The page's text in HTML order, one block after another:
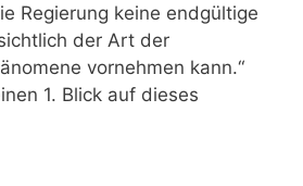
Regierung keine endgültige
der Art der
vornehmen kann.“
1. Blick auf dieses